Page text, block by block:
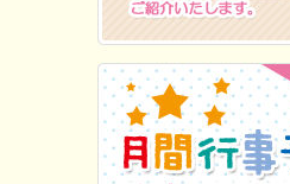
育の様子をご紹介いたします。